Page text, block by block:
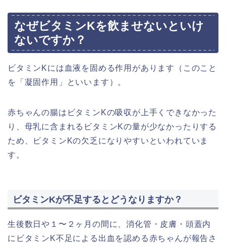
なぜビタミンKを飲ませないといけ
ないですか？
ビタミンKには血液を固める作用があります（このこと
を「凝固作用」といいます）。
赤ちゃんの腸はビタミンKの吸収が上手くできなかった
り、母乳に含まれるビタミンKの量が少なかったりする
ため、ビタミンKの欠乏になりやすいといわれていま
す。
ビタミンKが不足するとどうなりますか？
生後数日や１〜２ヶ月の間に、消化管・皮膚・頭蓋内
にビタミンK不足による出血を認める赤ちゃんが報告さ